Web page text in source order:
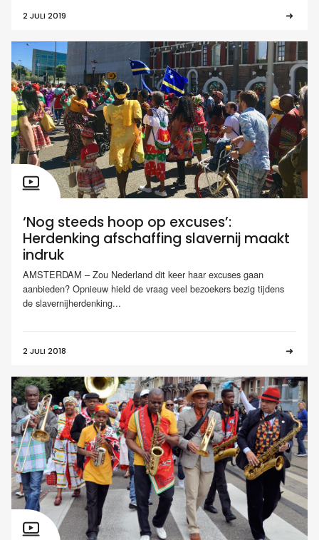
2 JULI 2019
‘Nog steeds hoop op excuses’:
Herdenking afschaffing slavernij maakt
indruk
AMSTERDAM – Zou Nederland dit keer haar excuses gaan
aanbieden? Opnieuw hield de vraag veel bezoekers bezig tijdens
de slavernijherdenking...
2 JULI 2018